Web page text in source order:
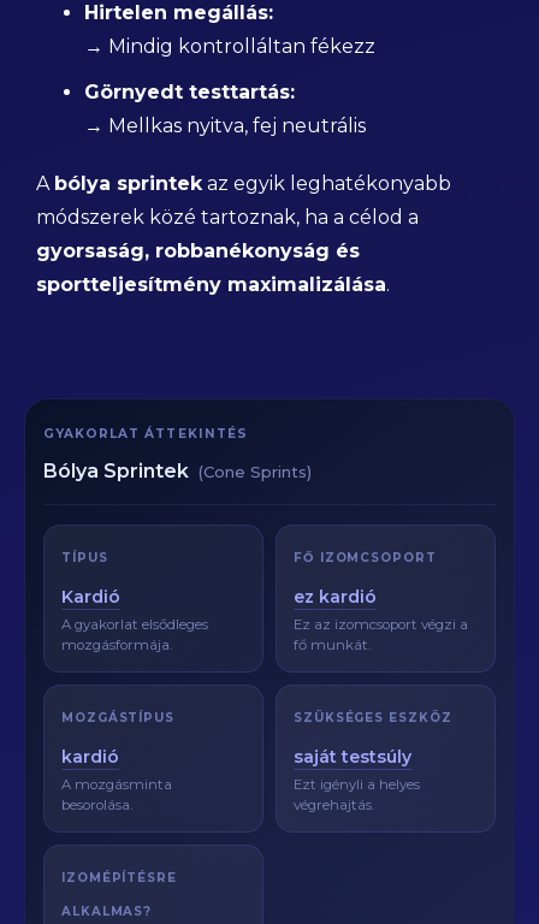
Hirtelen megállás:
→ Mindig kontrolláltan fékezz
Görnyedt testtartás:
→ Mellkas nyitva, fej neutrális
A bólya sprintekaz egyik leghatékonyabb
módszerek közé tartoznak, ha a célod a
gyorsaság, robbanékonyság és
sportteljesítmény maximalizálása.
GYAKORLAT ÁTTEKINTÉS
Bólya Sprintek (Cone Sprints)
TÍPUS
Kardió
A gyakorlat elsődleges
mozgásformája.
FŐ IZOMCSOPORT
ez kardió
Ez az izomcsoport végzi a
fő munkát.
MOZGÁSTÍPUS
kardió
A mozgásminta
besorolása.
SZÜKSÉGES ESZKÖZ
saját testsúly
Ezt igényli a helyes
végrehajtás.
IZOMÉPÍTÉSRE
ALKALMAS?